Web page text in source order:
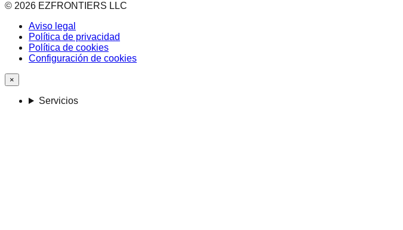
© 2026 EZFRONTIERS LLC
Aviso legal
Política de privacidad
Política de cookies
Configuración de cookies
×
Servicios